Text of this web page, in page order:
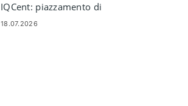
IQCent: piazzamento di
operazioni, grafici e rischio
18.07.2026